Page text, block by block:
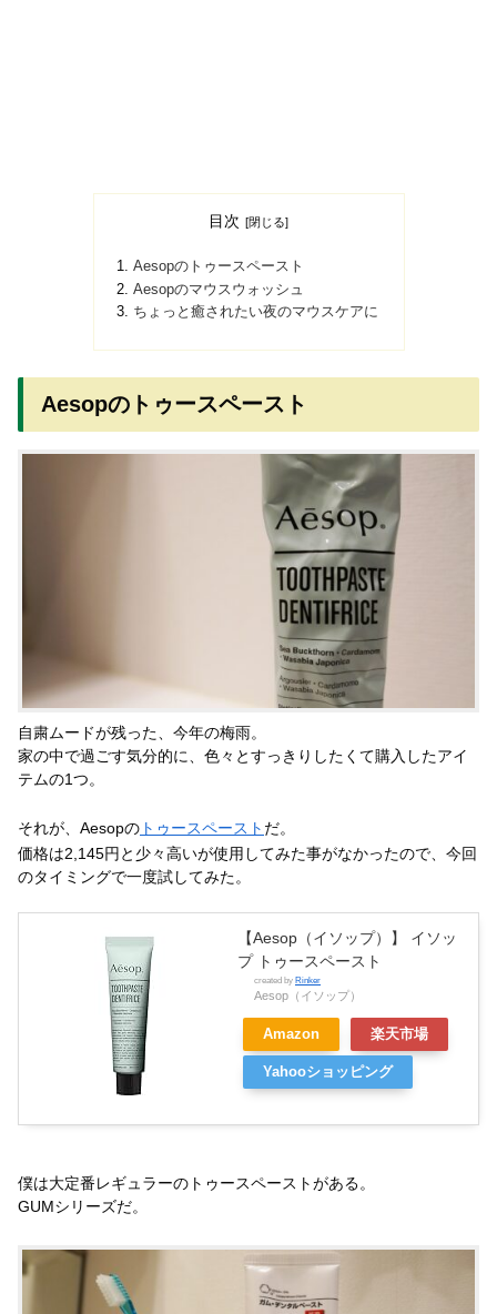
目次
Aesopのトゥースペースト
Aesopのマウスウォッシュ
ちょっと癒されたい夜のマウスケアに
Aesopのトゥースペースト
自粛ムードが残った、今年の梅雨。
家の中で過ごす気分的に、色々とすっきりしたくて購入したアイ
テムの1つ。
それが、Aesopの トゥースペースト だ。
価格は2,145円と少々高いが使用してみた事がなかったので、今回
のタイミングで一度試してみた。
【Aesop（イソップ）】 イソッ
プ トゥースペースト
created by Rinker
Aesop（イソップ）
Amazon 楽天市場
Yahooショッピング
僕は大定番レギュラーのトゥースペーストがある。
GUMシリーズだ。